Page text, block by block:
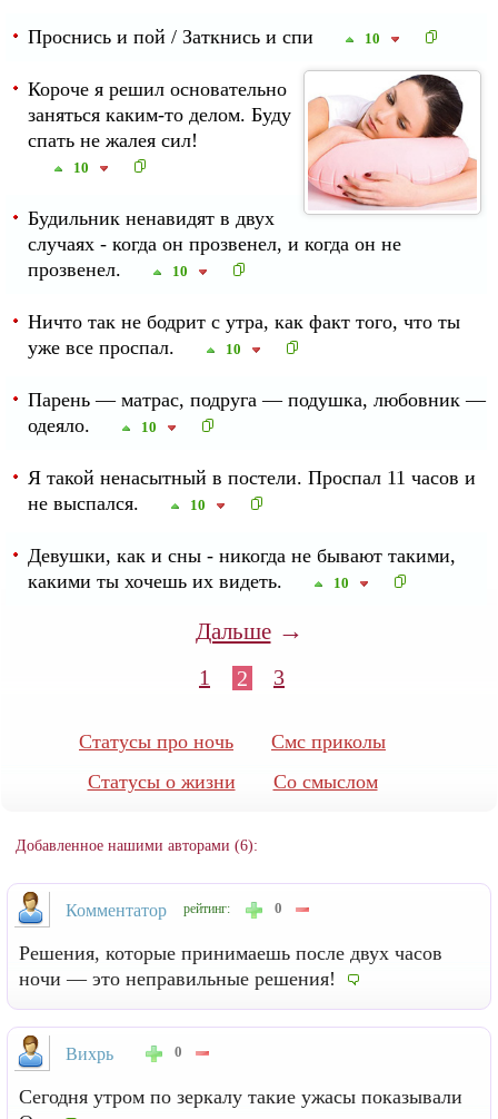
Проснись и пой / Заткнись и спи 10
Короче я решил основательно
заняться каким-то делом. Буду
спать не жалея сил!
10
Будильник ненавидят в двух
случаях - когда он прозвенел, и когда он не
прозвенел.
10
Ничто так не бодрит с утра, как факт того, что ты
уже все проспал.
10
Парень — матрас, подруга — подушка, любовник —
одеяло.
10
Я такой ненасытный в постели. Проспал 11 часов и
не выспался.
10
Девушки, как и сны - никогда не бывают такими,
какими ты хочешь их видеть.
10
Дальше→
1 2 3
Статусы про ночь
Смс приколы
Статусы о жизни
Со смыслом
Добавленное нашими авторами (6):
Комментатор рейтинг: 0
Решения, которые принимаешь после двух часов
ночи — это неправильные решения!
Вихрь 0
Сегодня утром по зеркалу такие ужасы показывали